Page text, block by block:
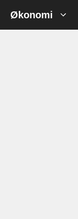
Økonomi